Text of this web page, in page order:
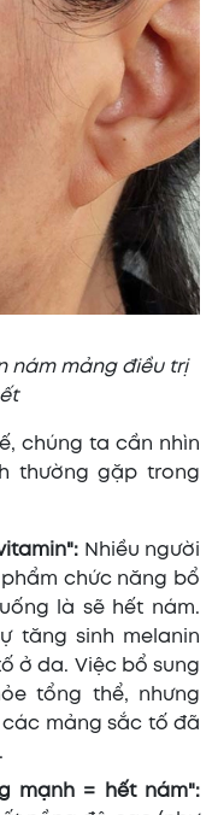
nám mảng điều trị
chúng ta cần nhìn
thường gặp trong
Nhiều người
chức năng bổ
là sẽ hết nám.
tăng sinh melanin
ở da. Việc bổ sung
tổng thể, nhưng
mảng sắc tố đã
mạnh = hết nám":